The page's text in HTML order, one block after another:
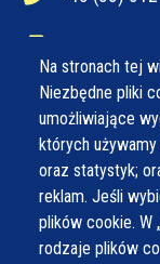
Na stronach tej
Niezbędne pliki
umożliwiające
których
oraz statystyk;
reklam. Jeśli
plików cookie. W
rodzaje plików